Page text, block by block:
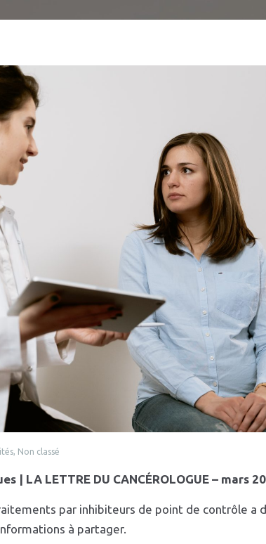
, Non classé
| LA LETTRE DU CANCÉROLOGUE – mars
par inhibiteurs de point de contrôle a
à partager.